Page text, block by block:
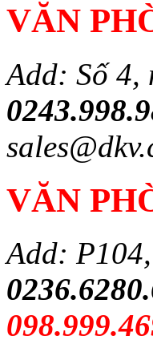
VĂN
Add: Số 4,
VĂN
Add: